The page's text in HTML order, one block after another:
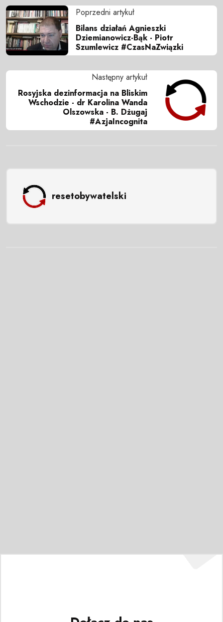
Poprzedni artykuł
Bilans działań Agnieszki
Dziemianowicz-Bąk - Piotr
Szumlewicz #CzasNaZwiązki
Następny artykuł
Rosyjska dezinformacja na Bliskim
Wschodzie - dr Karolina Wanda
Olszowska - B. Dżugaj
#AzjaIncognita
resetobywatelski